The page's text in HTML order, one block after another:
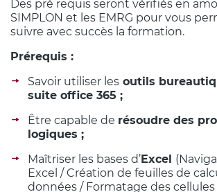
Des pré requis seront vérifiés en
SIMPLON et les EMRG pour vous
suivre avec succès la formation.
Prérequis :
Savoir utiliser les outils
suite office 365 ;
Être capable de résoudre des
logiques ;
Maîtriser les bases d’ Excel
Excel / Création de feuilles de
données / Formatage des